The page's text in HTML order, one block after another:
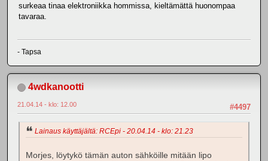
surkeaa tinaa elektroniikka hommissa, kieltämättä huonompaa
tavaraa.
- Tapsa
4wdkanootti
#4497
21.04.14 - klo: 12.00
Lainaus käyttäjältä: RCEpi - 20.04.14 - klo: 21.23
Morjes, löytykö tämän auton sähköille mitään lipo